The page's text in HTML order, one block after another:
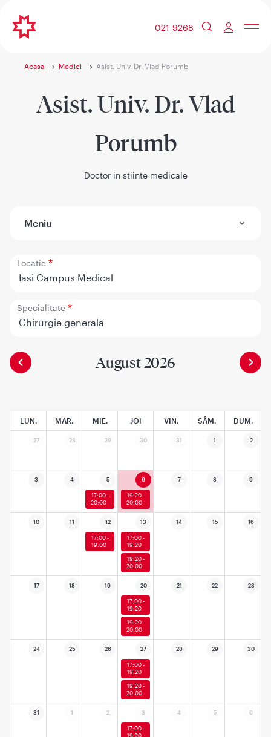
021 9268
Acasa Medici Asist. Univ. Dr. Vlad Porumb
Asist. Univ. Dr. Vlad
Porumb
Doctor in stiinte medicale
Meniu
Locatie
Iasi Campus Medical
Specialitate
Chirurgie generala
August 2026
LUN. MAR. MIE. JOI VIN. SÂM. DUM.
27 28 29 30 31 1 2
3 4 5 6 7 8 9
17:00 -
20:00
19:20 -
20:00
10 11 12 13 14 15 16
17:00 -
19:00
17:00 -
19:20
19:20 -
20:00
17 18 19 20 21 22 23
17:00 -
19:20
19:20 -
20:00
24 25 26 27 28 29 30
17:00 -
19:20
19:20 -
20:00
31 1 2 3 4 5 6
17:00 -
19:20